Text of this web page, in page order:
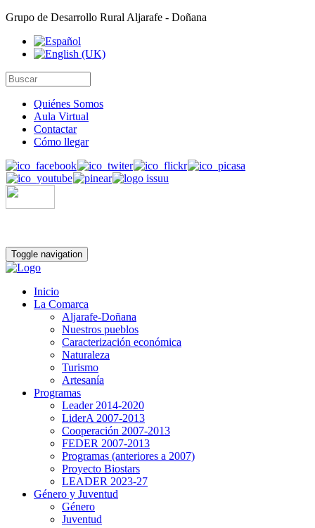
Grupo de Desarrollo Rural Aljarafe - Doñana
Quiénes Somos
Aula Virtual
Contactar
Cómo llegar
Toggle navigation
Inicio
La Comarca
Aljarafe-Doñana
Nuestros pueblos
Caracterización económica
Naturaleza
Turismo
Artesanía
Programas
Leader 2014-2020
LiderA 2007-2013
Cooperación 2007-2013
FEDER 2007-2013
Programas (anteriores a 2007)
Proyecto Biostars
LEADER 2023-27
Género y Juventud
Género
Juventud